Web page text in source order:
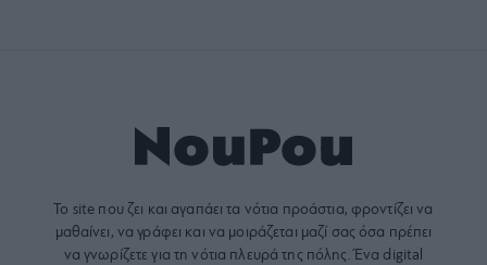
Το site που ζει και αγαπάει τα νότια προάστια, φροντίζει να
μαθαίνει, να γράφει και να μοιράζεται μαζί σας όσα πρέπει
να γνωρίζετε για τη νότια πλευρά της πόλης. Ένα digital